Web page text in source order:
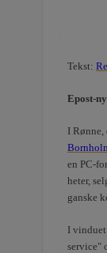
Tekst:
Epost-
I Rønne,
en PC-
heter,
ganske
I
service"